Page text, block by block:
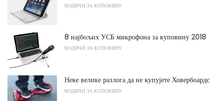
ВОДИЧИ ЗА КУПОВИНУ
8 најбољих УСБ микрофона за куповину 2018
ВОДИЧИ ЗА КУПОВИНУ
Неке велике разлога да не купујете Ховербоардс
ВОДИЧИ ЗА КУПОВИНУ